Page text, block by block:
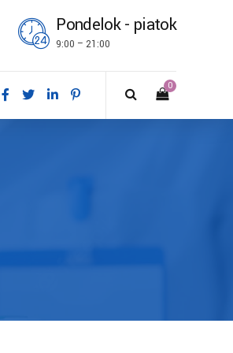
Pondelok - piatok
9:00 – 21:00
0